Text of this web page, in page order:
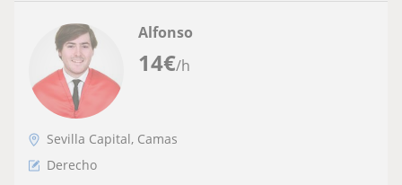
14€/h
Alfonso
Sevilla Capital, Camas
Derecho